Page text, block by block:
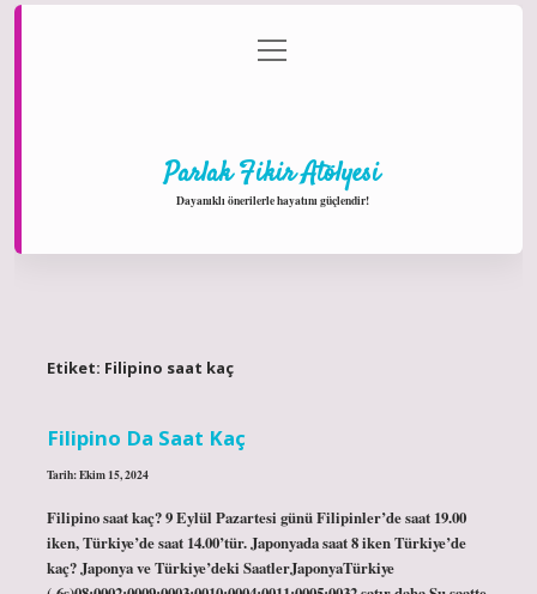
Gizlilik Politikası
menüyü
aç
Parlak Fikir Atölyesi
Dayanıklı önerilerle hayatını güçlendir!
Etiket: Filipino saat kaç
Filipino Da Saat Kaç
Tarih: Ekim 15, 2024
Filipino saat kaç? 9 Eylül Pazartesi günü Filipinler’de saat 19.00
iken, Türkiye’de saat 14.00’tür. Japonyada saat 8 iken Türkiye’de
kaç? Japonya ve Türkiye’deki SaatlerJaponyaTürkiye